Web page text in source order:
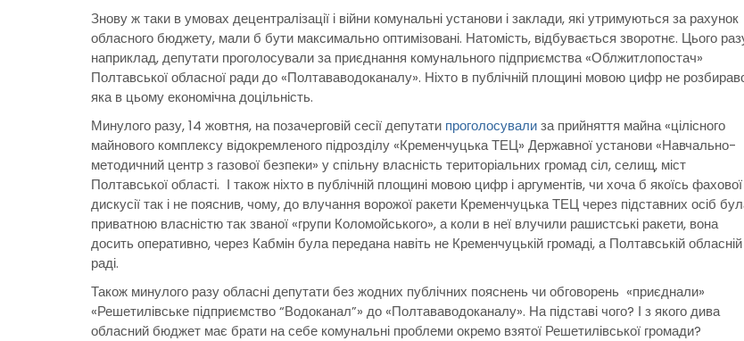
Знову ж таки в умовах децентралізації і війни комунальні установи і заклади, які утримуються за рахунок
обласного бюджету, мали б бути максимально оптимізовані. Натомість, відбувається зворотнє. Цього
наприклад, депутати проголосували за приєднання комунального підприємства «Облжитлопостач»
Полтавської обласної ради до «Полтававодоканалу». Ніхто в публічній площині мовою цифр не
яка в цьому економічна доцільність.
Минулого разу, 14 жовтня, на позачерговій сесії депутати проголосувализа прийняття майна «цілісного
майнового комплексу відокремленого підрозділу «Кременчуцька ТЕЦ» Державної установи «Навчально-
методичний центр з газової безпеки» у спільну власність територіальних громад сіл, селищ, міст
Полтавської області. І також ніхто в публічній площині мовою цифр і аргументів, чи хоча б якоїсь фахової
дискусії так і не пояснив, чому, до влучання ворожої ракети Кременчуцька ТЕЦ через підставних осіб
приватною власністю так званої «групи Коломойського», а коли в неї влучили рашистські ракети, вона
досить оперативно, через Кабмін була передана навіть не Кременчуцькій громаді, а Полтавській обласній
раді.
Також минулого разу обласні депутати без жодних публічних пояснень чи обговорень «приєднали»
«Решетилівське підприємство “Водоканал”» до «Полтававодоканалу». На підставі чого? І з якого дива
обласний бюджет має брати на себе комунальні проблеми окремо взятої Решетилівської громади?